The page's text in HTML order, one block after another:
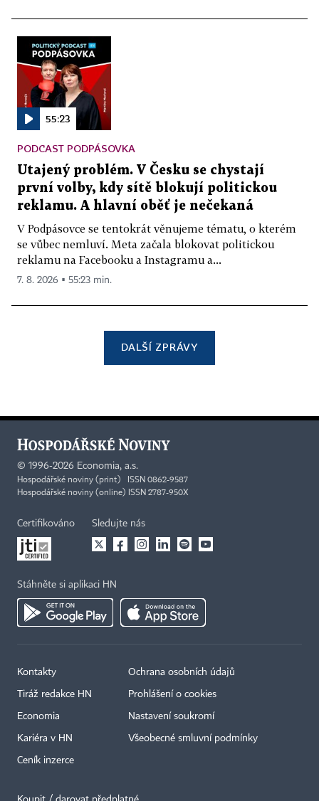
55:23
PODCAST PODPÁSOVKA
Utajený problém. V Česku se chystají
první volby, kdy sítě blokují politickou
reklamu. A hlavní oběť je nečekaná
V Podpásovce se tentokrát věnujeme tématu, o kterém
se vůbec nemluví. Meta začala blokovat politickou
reklamu na Facebooku a Instagramu a...
7. 8. 2026 ▪ 55:23 min.
DALŠÍ ZPRÁVY
© 1996-2026 Economia, a.s.
Hospodářské noviny (print) ISSN 0862-9587
Hospodářské noviny (online) ISSN 2787-950X
Certifikováno Sledujte nás
Stáhněte si aplikaci HN
Kontakty
Tiráž redakce HN
Economia
Kariéra v HN
Ceník inzerce
Ochrana osobních údajů
Prohlášení o cookies
Nastavení soukromí
Všeobecné smluvní podmínky